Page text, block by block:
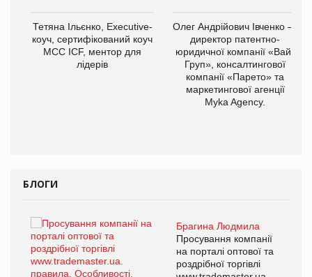
Тетяна Ільєнко, Executive-
коуч, сертифікований коуч
МСС ICF, ментор для
лідерів
Олег Андрійович Івченко —
директор патентно-
юридичної компанії «Вайз
Груп», консалтингової
компанії «Парето» та
маркетингової агенції
Myka Agency.
БЛОГИ
Брагина Людмила
Просування компанії
на порталі оптової та
роздрібної торгівлі